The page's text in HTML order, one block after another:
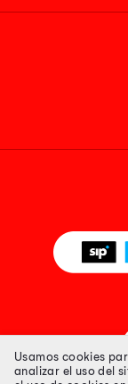
Usamos cookies
analizar el uso del